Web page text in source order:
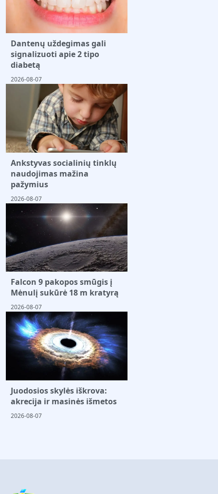
Dantenų uždegimas gali
signalizuoti apie 2 tipo
diabetą
2026-08-07
Ankstyvas socialinių tinklų
naudojimas mažina
pažymius
2026-08-07
Falcon 9 pakopos smūgis į
Mėnulį sukūrė 18 m kratyrą
2026-08-07
Juodosios skylės iškrova:
akrecija ir masinės išmetos
2026-08-07